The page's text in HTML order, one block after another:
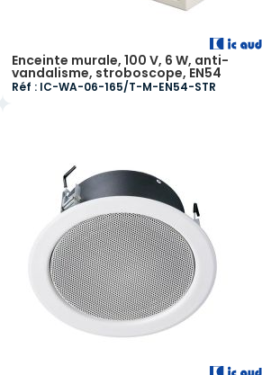
Enceinte murale, 100 V, 6 W, anti-
vandalisme, stroboscope, EN54
Réf : IC-WA-06-165/T-M-EN54-STR